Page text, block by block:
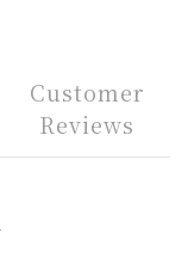
Customer
Reviews